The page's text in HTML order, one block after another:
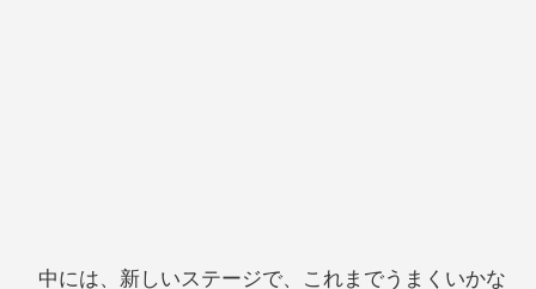
中には、新しいステージで、これまでうまくいかな